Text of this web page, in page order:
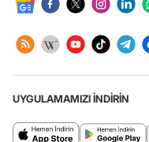
UYGULAMAMIZI İNDİRİN